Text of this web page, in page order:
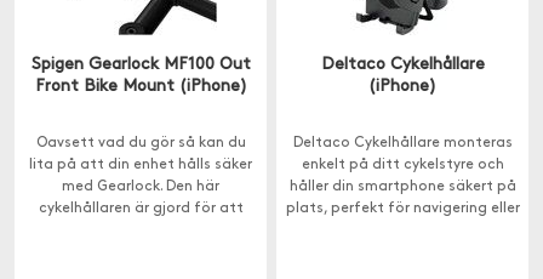
Spigen Gearlock MF100 Out
Front Bike Mount (iPhone)
Oavsett vad du gör så kan du
lita på att din enhet hålls säker
med Gearlock. Den här
cykelhållaren är gjord för att
Deltaco Cykelhållare
(iPhone)
Deltaco Cykelhållare monteras
enkelt på ditt cykelstyre och
håller din smartphone säkert på
plats, perfekt för navigering eller